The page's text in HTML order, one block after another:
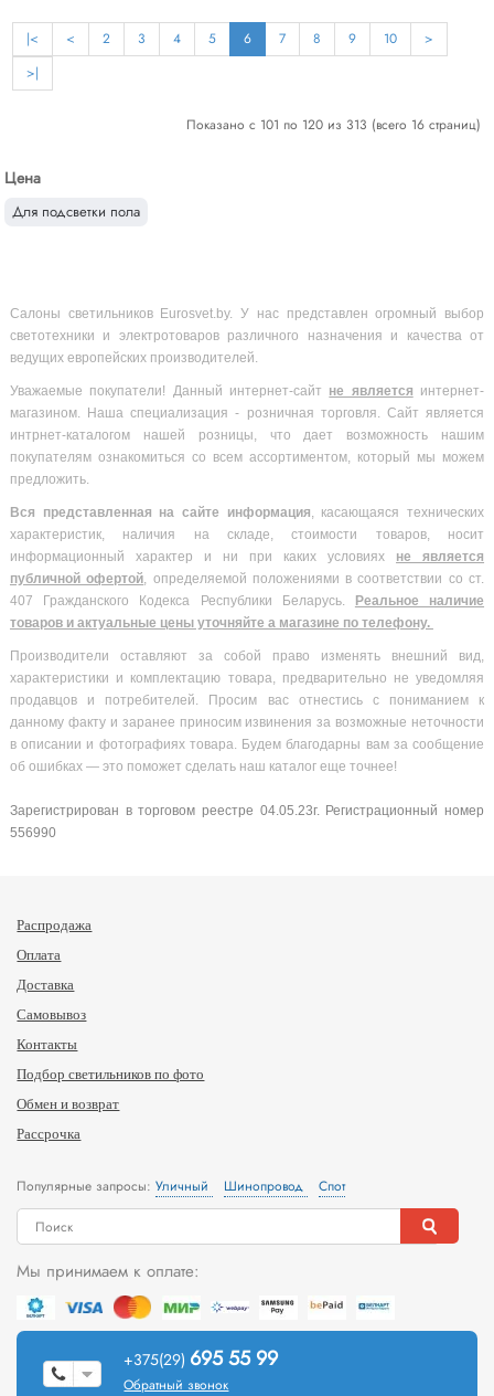
|< < 2 3 4 5 6 7 8 9 10
>
>|
Показано с 101 по 120 из 313 (всего 16 страниц)
Цена
Для подсветки пола
Салоны светильников Eurosvet.by. У нас представлен огромный выбор
светотехники и электротоваров различного назначения и качества от
ведущих европейских производителей.
Уважаемые покупатели! Данный интернет-сайт не является интернет-
магазином. Наша специализация - розничная торговля. Сайт является
интрнет-каталогом нашей розницы, что дает возможность нашим
покупателям ознакомиться со всем ассортиментом, который мы можем
предложить.
Вся представленная на сайте информация, касающаяся технических
характеристик, наличия на складе, стоимости товаров, носит
информационный характер и ни при каких условиях не является
публичной офертой, определяемой положениями в соответствии со ст.
407 Гражданского Кодекса Республики Беларусь. Реальное наличие
товаров и актуальные цены уточняйте а магазине по телефону.
Производители оставляют за собой право изменять внешний вид,
характеристики и комплектацию товара, предварительно не уведомляя
продавцов и потребителей. Просим вас отнестись с пониманием к
данному факту и заранее приносим извинения за возможные неточности
в описании и фотографиях товара. Будем благодарны вам за сообщение
об ошибках — это поможет сделать наш каталог еще точнее!
Зарегистрирован в торговом реестре 04.05.23г. Регистрационный номер
556990
Распродажа
Оплата
Доставка
Самовывоз
Контакты
Подбор светильников по фото
Обмен и возврат
Рассрочка
Популярные запросы:Уличный Шинопровод Спот
Мы принимаем к оплате:
+375(29) 695 55 99
Обратный звонок